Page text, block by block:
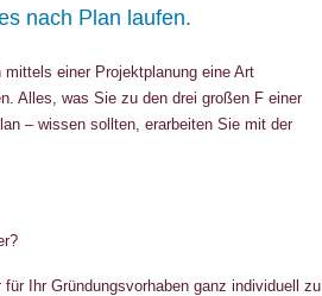
nach Plan laufen.
einer Projektplanung eine Art
Alles, was Sie zu den drei großen F einer
– wissen sollten, erarbeiten Sie mit der
Ihr Gründungsvorhaben ganz individuell zu